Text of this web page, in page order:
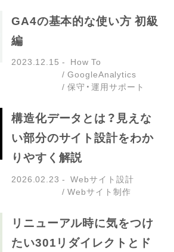
GA4の基本的な使い方 初級
編
2023.12.15
How To
GoogleAnalytics
保守・運用サポート
構造化データとは？見えな
い部分のサイト設計をわか
りやすく解説
2026.02.23
Webサイト設計
Webサイト制作
リニューアル時に気をつけ
たい301リダイレクトとド